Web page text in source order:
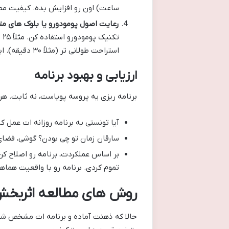
ساعت) اون رو افزایش بده. کیفیت
رعایت اصول پومودورو یا بلوک های
استراحت طولانی تر (مثلاً ۳۰ دقیقه). این روش باعث میشه ذهنت خسته نشه و تمرکزت بالا بمونه.
ارزیابی و بهبود برنامه
برنامه ریزی یه پروسه پویاست، نه ثابت.
آیا تونستی به برنامه روزانه ات عمل
سارقان زمان تو چی بودن؟ گوشی،
بر اساس عملکردت، برنامه رو اصلاح
تموم کردی. برنامه رو با واقعیت
روش های مطالعه
حالا که ذهنت آماده و برنامه ات مشخص